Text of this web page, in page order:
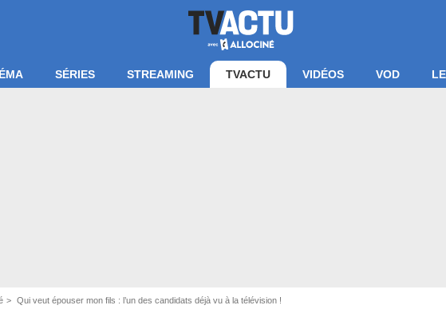
SÉRIES STREAMING TVACTU VIDÉOS VOD
Qui veut épouser mon fils : l’un des candidats déjà vu à la télévision !